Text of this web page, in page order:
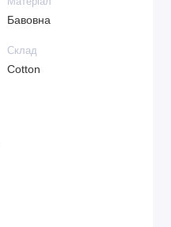
Бавовна
Склад
Cotton